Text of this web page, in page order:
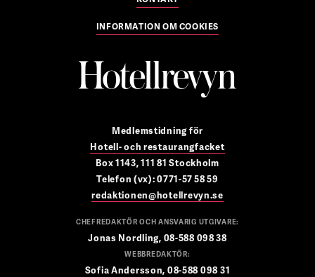
INFORMATION OM COOKIES
Medlemstidning för
Hotell- och restaurangfacket
Box 1143, 111 81 Stockholm
Telefon (vx): 0771-57 58 59
redaktionen@hotellrevyn.se
CHEFREDAKTÖR OCH ANSVARIG UTGIVARE:
Jonas Nordling, 08-588 098 38
WEBBREDAKTÖR:
Sofia Andersson, 08-588 098 31